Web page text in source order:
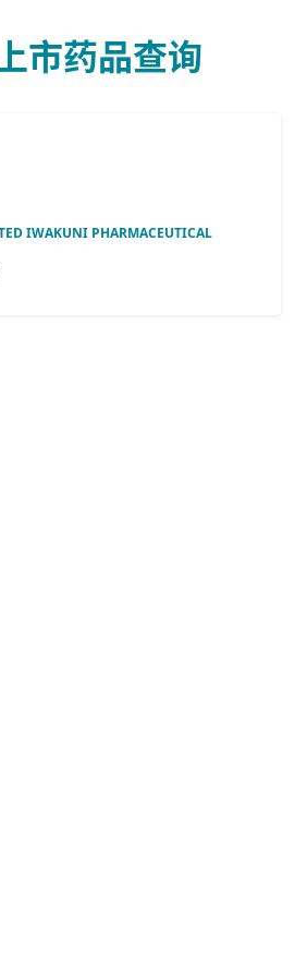
市药品查询
IWAKUNI PHARMACEUTICAL